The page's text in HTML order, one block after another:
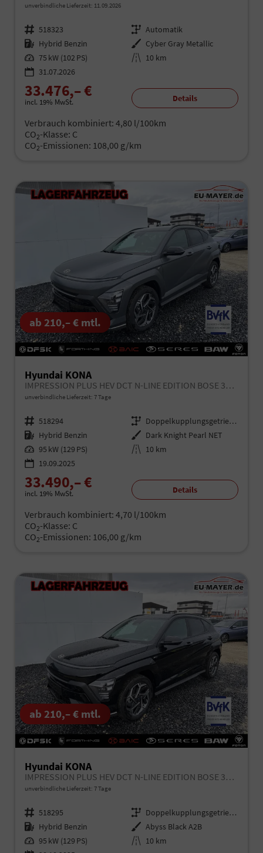
unverbindliche Lieferzeit: 11.09.2026
Fahrzeugnr. 518323 Getriebe Automatik
Kraftstoff Hybrid Benzin Außenfarbe Cyber Gray Metallic
Leistung 75 kW (102 PS) Kilometerstand 10 km
31.07.2026
33.476,– €
incl. 19% MwSt. Details
Verbrauch kombiniert: 4,80 l/100km
CO2-Klasse: C
CO2-Emissionen: 108,00 g/km
ab 210,– € mtl.
Hyundai KONA
IMPRESSION PLUS HEV DCT N-LINE EDITION BOSE 360 NAVI SHZ
unverbindliche Lieferzeit: 7 Tage
Fahrzeugnr. 518294 Getriebe
Doppelkupplungsgetriebe (DSG)
Kraftstoff Hybrid Benzin Außenfarbe Dark Knight Pearl NET
Leistung 95 kW (129 PS) Kilometerstand 10 km
19.09.2025
33.490,– €
incl. 19% MwSt. Details
Verbrauch kombiniert: 4,70 l/100km
CO2-Klasse: C
CO2-Emissionen: 106,00 g/km
ab 210,– € mtl.
Hyundai KONA
IMPRESSION PLUS HEV DCT N-LINE EDITION BOSE 360 NAVI SHZ
unverbindliche Lieferzeit: 7 Tage
Fahrzeugnr. 518295 Getriebe
Doppelkupplungsgetriebe (DSG)
Kraftstoff Hybrid Benzin Außenfarbe Abyss Black A2B
Leistung 95 kW (129 PS) Kilometerstand 10 km